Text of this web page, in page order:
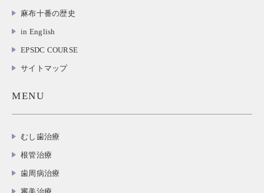
麻布十番の歴史
in English
EPSDC COURSE
サイトマップ
MENU
むし歯治療
根管治療
歯周病治療